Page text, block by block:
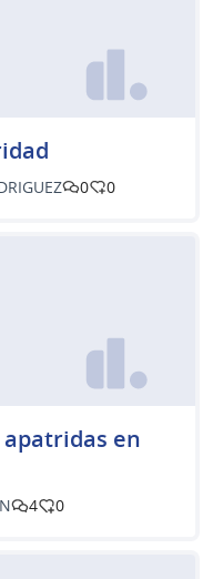
0 0
en
4 0